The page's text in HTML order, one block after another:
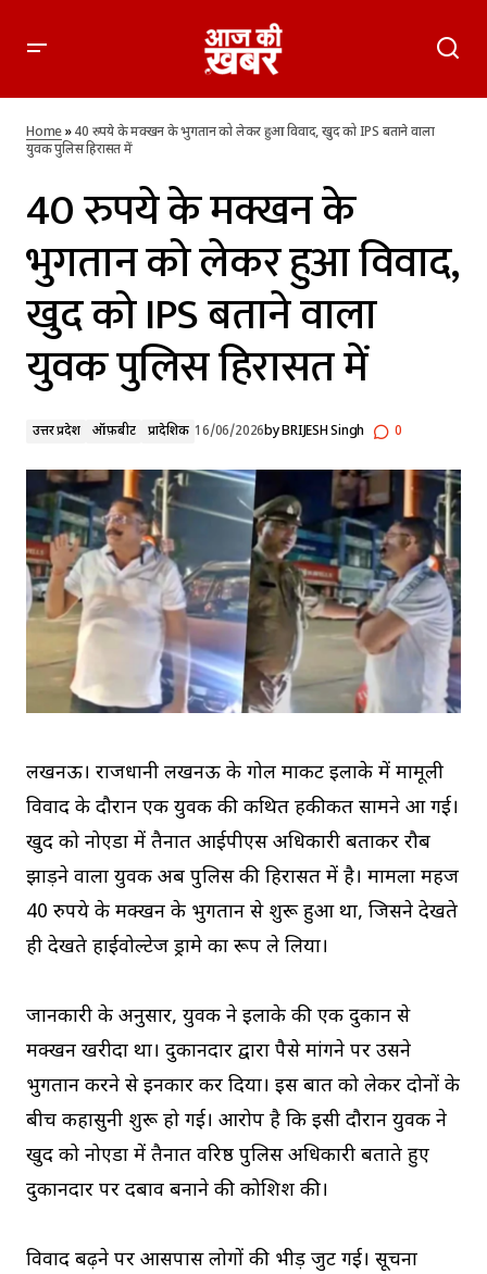
वाला युवक पुलिस हिरासत में
Home»40 रुपये के मक्खन के भुगतान को लेकर हुआ विवाद, खुद को IPS बताने वाला
युवक पुलिस हिरासत में
40 रुपये के मक्खन के
भुगतान को लेकर हुआ विवाद,
खुद को IPS बताने वाला
युवक पुलिस हिरासत में
उत्तर प्रदेश ऑफ़बीट प्रादेशिक 16/06/2026byBRIJESH Singh 0
लखनऊ। राजधानी लखनऊ के गोल मार्केट इलाके में मामूली
विवाद के दौरान एक युवक की कथित हकीकत सामने आ गई।
खुद को नोएडा में तैनात आईपीएस अधिकारी बताकर रौब
झाड़ने वाला युवक अब पुलिस की हिरासत में है। मामला महज
40 रुपये के मक्खन के भुगतान से शुरू हुआ था, जिसने देखते
ही देखते हाईवोल्टेज ड्रामे का रूप ले लिया।
जानकारी के अनुसार, युवक ने इलाके की एक दुकान से
मक्खन खरीदा था। दुकानदार द्वारा पैसे मांगने पर उसने
भुगतान करने से इनकार कर दिया। इस बात को लेकर दोनों के
बीच कहासुनी शुरू हो गई। आरोप है कि इसी दौरान युवक ने
खुद को नोएडा में तैनात वरिष्ठ पुलिस अधिकारी बताते हुए
दुकानदार पर दबाव बनाने की कोशिश की।
विवाद बढ़ने पर आसपास लोगों की भीड़ जुट गई। सूचना